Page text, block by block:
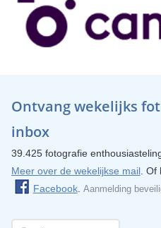
Ontvang wekelijks
inbox
39.425 fotografie
Meer over de wekelijkse mail. Of
Facebook. Aanmelding